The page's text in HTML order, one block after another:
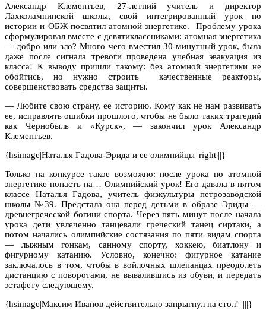
Александр Клементьев, 27-летний учитель и директор
Лахколампинской школы, свой интегрированный урок по
истории и ОБЖ посвятил атомной энергетике. Проблему урока
сформулировал вместе с девятиклассниками: атомная энергетика
— добро или зло? Много чего вместил 30-минутный урок, была
даже после сигнала тревоги проведена учебная эвакуация из
класса! К выводу пришли такому: без атомной энергетики не
обойтись, но нужно строить качественные реакторы,
совершенствовать средства защиты.
— Любите свою страну, ее историю. Кому как не нам развивать
ее, исправлять ошибки прошлого, чтобы не было таких трагедий
как Чернобыль и «Курск», — закончил урок Александр
Клементьев.
{hsimage|Наталья Гадова-Эрида и ее олимпийцы |right|||}
Только на конкурсе такое возможно: после урока по атомной
энергетике попасть на… Олимпийский урок! Его давала в пятом
классе Наталья Гадова, учитель физкультуры петрозаводской
школы №39. Предстала она перед детьми в образе Эриды —
древнегреческой богини спорта. Через пять минут после начала
урока дети увлеченно танцевали греческий танец сиртаки, а
потом начались олимпийские состязания по пяти видам спорта
— лыжным гонкам, санному спорту, хоккею, биатлону и
фигурному катанию. Условно, конечно: фигурное катание
заключалось в том, чтобы в войлочных шлепанцах преодолеть
дистанцию с поворотами, не вывалившись из обуви, и передать
эстафету следующему.
{hsimage|Максим Иванов действительно запрыгнул на стол! ||||}